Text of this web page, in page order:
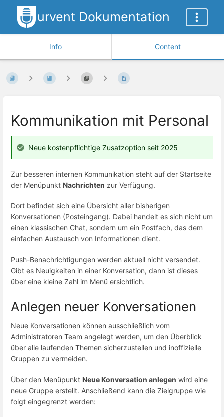
urvent Dokumentation
Info Content
Kommunikation mit Personal
Neue kostenpflichtige Zusatzoption seit 2025
Zur besseren internen Kommunikation steht auf der Startseite
der Menüpunkt Nachrichten zur Verfügung.
Dort befindet sich eine Übersicht aller bisherigen
Konversationen (Posteingang). Dabei handelt es sich nicht um
einen klassischen Chat, sondern um ein Postfach, das dem
einfachen Austausch von Informationen dient.
Push-Benachrichtigungen werden aktuell nicht versendet.
Gibt es Neuigkeiten in einer Konversation, dann ist dieses
über eine kleine Zahl im Menü ersichtlich.
Anlegen neuer Konversationen
Neue Konversationen können ausschließlich vom
Administratoren Team angelegt werden, um den Überblick
über alle laufenden Themen sicherzustellen und inoffizielle
Gruppen zu vermeiden.
Über den Menüpunkt Neue Konversation anlegen wird eine
neue Gruppe erstellt. Anschließend kann die Zielgruppe wie
folgt eingegrenzt werden: